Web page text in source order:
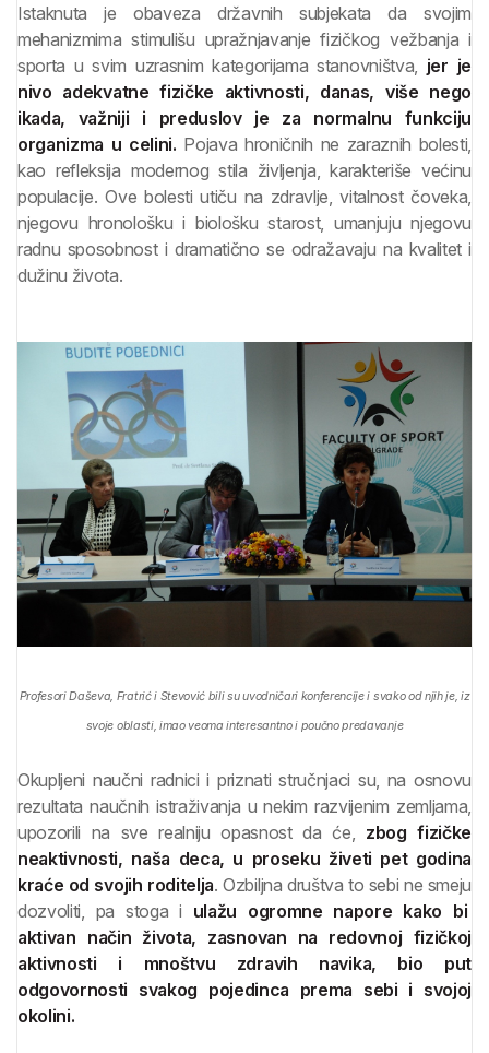
Istaknuta je obaveza državnih subjekata da svojim
mehanizmima stimulišu upražnjavanje fizičkog vežbanja i
sporta u svim uzrasnim kategorijama stanovništva, jer je
nivo adekvatne fizičke aktivnosti, danas, više nego
ikada, važniji i preduslov je za normalnu funkciju
organizma u celini. Pojava hroničnih ne zaraznih bolesti,
kao refleksija modernog stila življenja, karakteriše većinu
populacije. Ove bolesti utiču na zdravlje, vitalnost čoveka,
njegovu hronološku i biološku starost, umanjuju njegovu
radnu sposobnost i dramatično se odražavaju na kvalitet i
dužinu života.
Profesori Daševa, Fratrić i Stevović bili su uvodničari konferencije i svako od njih je, iz
svoje oblasti, imao veoma interesantno i poučno predavanje
Okupljeni naučni radnici i priznati stručnjaci su, na osnovu
rezultata naučnih istraživanja u nekim razvijenim zemljama,
upozorili na sve realniju opasnost da će, zbog fizičke
neaktivnosti, naša deca, u proseku živeti pet godina
kraće od svojih roditelja. Ozbiljna društva to sebi ne smeju
dozvoliti, pa stoga i ulažu ogromne napore kako bi
aktivan način života, zasnovan na redovnoj fizičkoj
aktivnosti i mnoštvu zdravih navika, bio put
odgovornosti svakog pojedinca prema sebi i svojoj
okolini.